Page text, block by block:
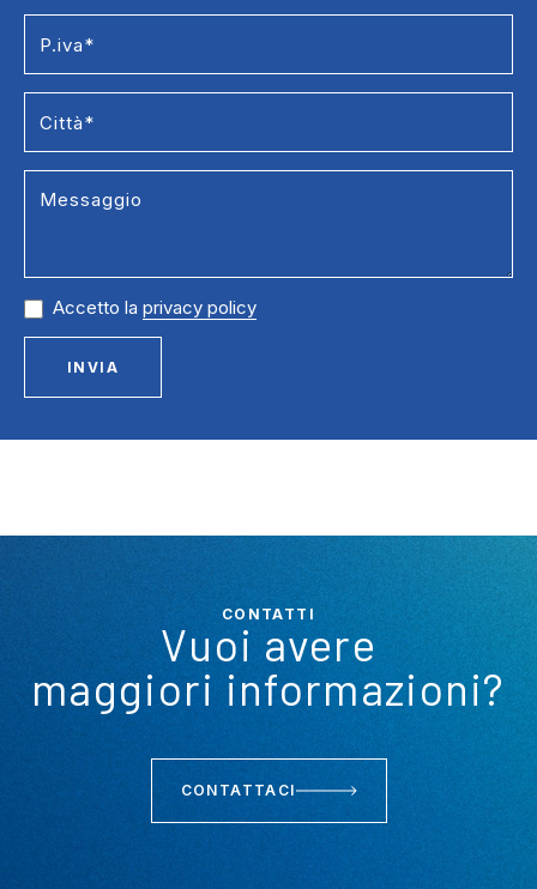
Accetto la privacy policy
INVIA
CONTATTI
Vuoi avere
maggiori informazioni?
CONTATTACI